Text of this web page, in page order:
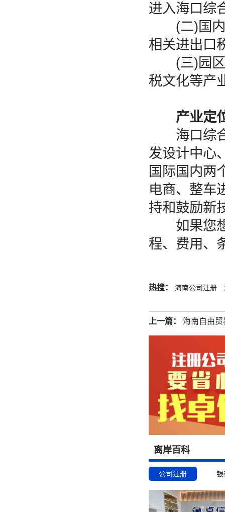
进入海口综
(二)国内
相关进出口
(三)园区
税文化等产
产业定
海口综合
发设计中心
国际国内两
电商、整车
持和鼓励新
如果您
程、费用、
热搜： 海南公司注册
上一篇： 海南自由
离岸百科
公司注册 银